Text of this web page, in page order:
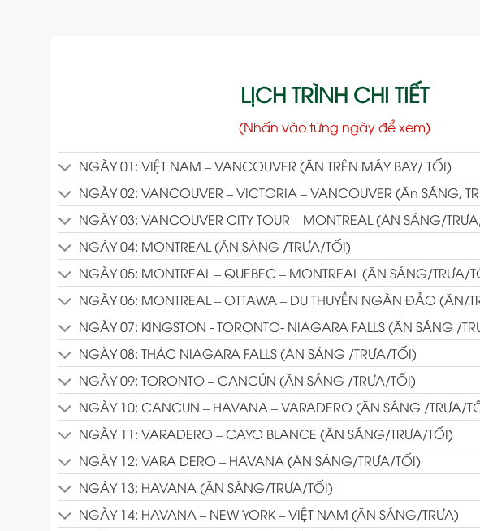
LỊCH TRÌNH CHI TIẾT
(Nhấn vào từng ngày để xem)
NGÀY 01: VIỆT NAM – VANCOUVER (ĂN TRÊN MÁY BAY/ TỐI)
NGÀY 02: VANCOUVER – VICTORIA – VANCOUVER (Ăn SÁNG,
NGÀY 03: VANCOUVER CITY TOUR – MONTREAL (ĂN SÁNG/
NGÀY 04: MONTREAL (ĂN SÁNG /TRƯA/TỐI)
NGÀY 05: MONTREAL – QUEBEC – MONTREAL (ĂN SÁNG/TRƯA/
NGÀY 06: MONTREAL – OTTAWA – DU THUYỀN NGÀN ĐẢO (ĂN/
NGÀY 07: KINGSTON - TORONTO- NIAGARA FALLS (ĂN SÁNG /
NGÀY 08: THÁC NIAGARA FALLS (ĂN SÁNG /TRƯA/TỐI)
NGÀY 09: TORONTO – CANCÚN (ĂN SÁNG /TRƯA/TỐI)
NGÀY 10: CANCUN – HAVANA – VARADERO (ĂN SÁNG /TRƯA/
NGÀY 11: VARADERO – CAYO BLANCE (ĂN SÁNG/TRƯA/TỐI)
NGÀY 12: VARA DERO – HAVANA (ĂN SÁNG/TRƯA/TỐI)
NGÀY 13: HAVANA (ĂN SÁNG/TRƯA/TỐI)
NGÀY 14: HAVANA – NEW YORK – VIỆT NAM (ĂN SÁNG/TRƯA)